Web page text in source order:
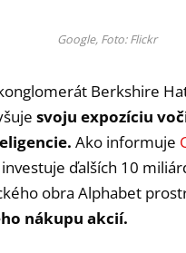
Google, Foto: Flickr
Berkshire
svoju expozíciu
Ako informuje
ďalších 10
obra Alphabet
nákupu akcií.